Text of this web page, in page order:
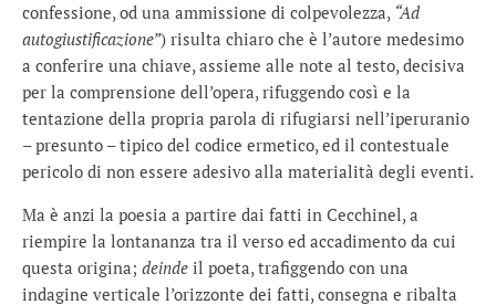
confessione, od una ammissione di colpevolezza, “Ad
autogiustificazione”) risulta chiaro che è l’autore medesimo
a conferire una chiave, assieme alle note al testo, decisiva
per la comprensione dell’opera, rifuggendo così e la
tentazione della propria parola di rifugiarsi nell’iperuranio
– presunto – tipico del codice ermetico, ed il contestuale
pericolo di non essere adesivo alla materialità degli eventi.
Ma è anzi la poesia a partire dai fatti in Cecchinel, a
riempire la lontananza tra il verso ed accadimento da cui
questa origina; deinde il poeta, trafiggendo con una
indagine verticale l’orizzonte dei fatti, consegna e ribalta